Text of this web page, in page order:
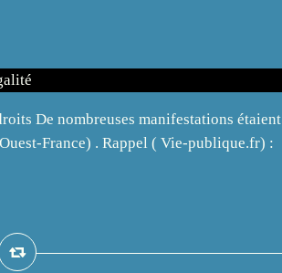
De nombreuses manifestations étaient
France) . Rappel ( Vie-publique.fr) :